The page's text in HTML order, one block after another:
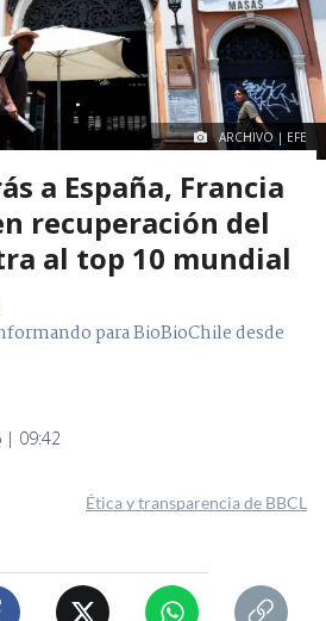
ARCHIVO | EFE
a España, Francia
recuperación del
al top 10 mundial
para BioBioChile desde
| 09:42
Ética y transparencia de BBCL